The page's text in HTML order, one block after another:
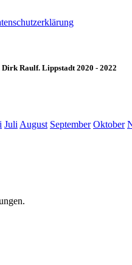
Raulf. Lippstadt 2020 - 2022
Juli August September Oktober